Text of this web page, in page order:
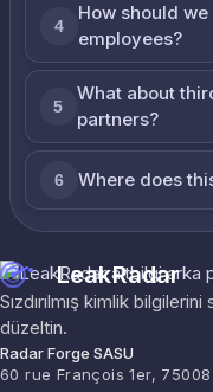
4
How should
employees?
5
What about
partners?
6 Where does
LeakRadar
Sızdırılmış kimlik
düzeltin.
Radar Forge SASU
60 rue François 1er,